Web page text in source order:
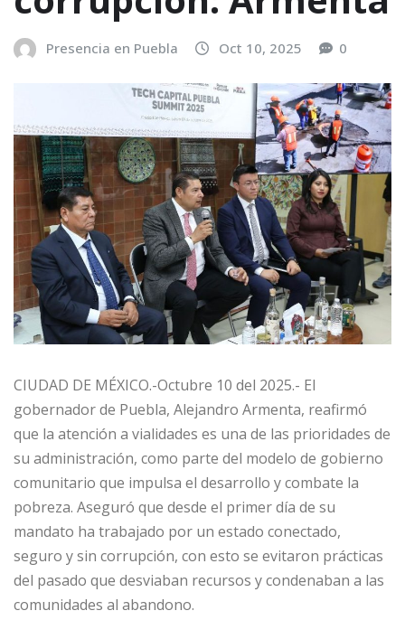
Presencia en Puebla Oct 10, 2025 0
CIUDAD DE MÉXICO.-Octubre 10 del 2025.- El
gobernador de Puebla, Alejandro Armenta, reafirmó
que la atención a vialidades es una de las prioridades de
su administración, como parte del modelo de gobierno
comunitario que impulsa el desarrollo y combate la
pobreza. Aseguró que desde el primer día de su
mandato ha trabajado por un estado conectado,
seguro y sin corrupción, con esto se evitaron prácticas
del pasado que desviaban recursos y condenaban a las
comunidades al abandono.